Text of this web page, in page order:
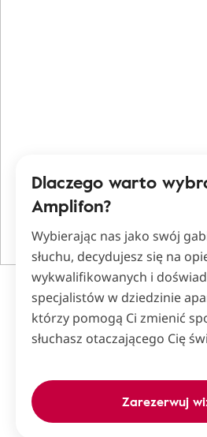
Dlaczego warto
Amplifon?
Wybierając nas jako swój
słuchu, decydujesz się na
wykwalifikowanych i
specjalistów w dziedzinie
którzy pomogą Ci zmienić
słuchasz otaczającego Cię
Zarezerwuj